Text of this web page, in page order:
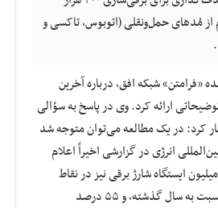
از مُدهای حمل‌ونقلی (اتوبوس، تاکسی و
«فرامتن» شبکه افق، درباره آخرین
ارائه کرد. وی در پاسخ به سؤالی
کرد: در یک مطالعه می‌توان متوجه شد
انرژی در گزارشی اخیراً اعلام
کرده هم‌اکنون، ۲۶ میلیون خودروی برقی در دنیا در حال تردد است. ۲. ۷ میلیون‌ ایستگاه شارژ برقی نیز در نقاط
مختلف دنیا موجود است؛ این گزارش رشد خودرو‌های برقی را ۲۶ درصد نسبت به سال گذشته، و ۵۵ درصد